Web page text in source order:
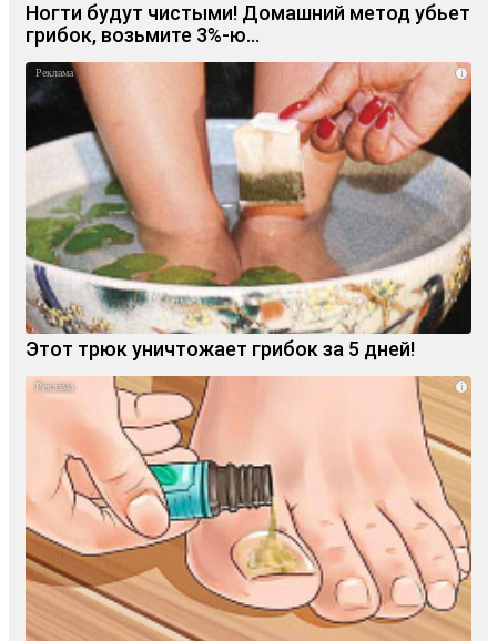
Ногти будут чистыми! Домашний метод убьет
грибок, возьмите 3%-ю…
i
Этот трюк уничтожает грибок за 5 дней!
i